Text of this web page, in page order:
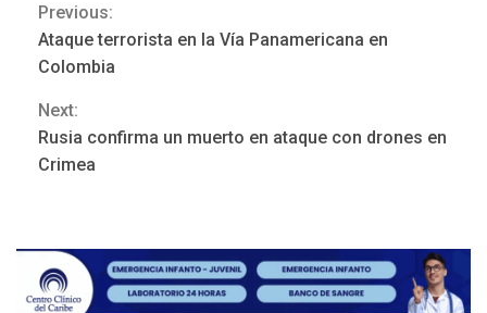
Continue
Reading
Previous:
Ataque terrorista en la Vía Panamericana en
Colombia
Next:
Rusia confirma un muerto en ataque con drones en
Crimea
NACIONALES
TITULARES
POLÍTICA
TITULARES
ÚLTIMA HORA